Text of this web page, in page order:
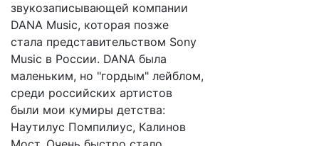
звукозаписывающей компании
DANA Music, которая позже
стала представительством Sony
Music в России. DANA была
маленьким, но "гордым" лейблом,
среди российских артистов
были мои кумиры детства:
Наутилус Помпилиус, Калинов